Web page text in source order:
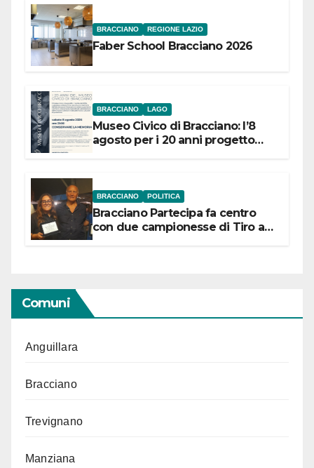
BRACCIANO REGIONE LAZIO
Faber School Bracciano 2026
BRACCIANO LAGO
Museo Civico di Bracciano: l’8
agosto per i 20 anni progetto
BRACCIANO POLITICA
Bracciano Partecipa fa centro
con due campionesse di Tiro a
Comuni
Anguillara
Bracciano
Trevignano
Manziana